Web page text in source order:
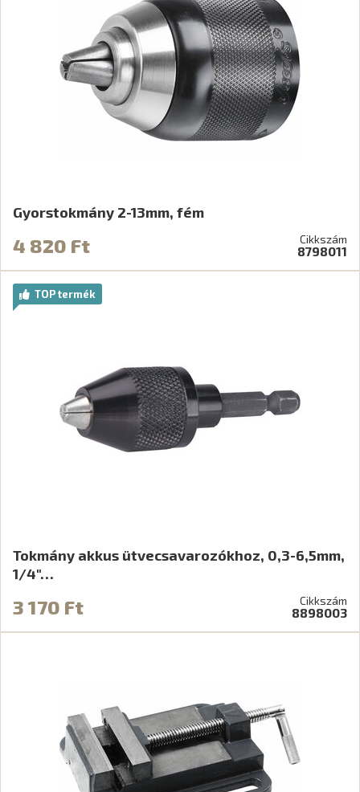
Gyorstokmány 2-13mm, fém
4 820 Ft Cikkszám
8798011
TOP termék
Tokmány akkus ütvecsavarozókhoz, 0,3-6,5mm,
1/4"…
3 170 Ft Cikkszám
8898003